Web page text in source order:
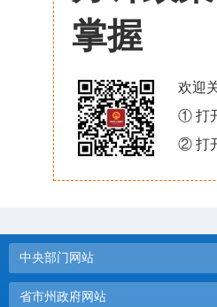
掌握
欢迎
① 打
② 打
中央部门网站
省市州政府网站